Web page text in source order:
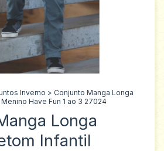
Inverno > Conjunto Manga Longa
Have Fun 1 ao 3 27024
Longa
Infantil